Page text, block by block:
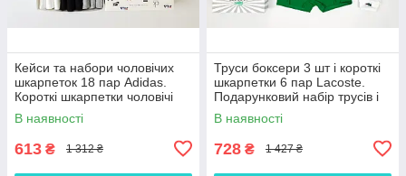
Кейси та набори чоловічих
шкарпеток 18 пар Adidas.
Короткі шкарпетки чоловічі
Адідас. Низькі шкарпетки для
чоловіків на літо
В наявності
613 ₴ 1 312 ₴
Труси боксери 3 шт і короткі
шкарпетки 6 пар Lacoste.
Подарунковий набір трусів і
шкарпеток у коробці Лакосте
В наявності
728 ₴ 1 427 ₴